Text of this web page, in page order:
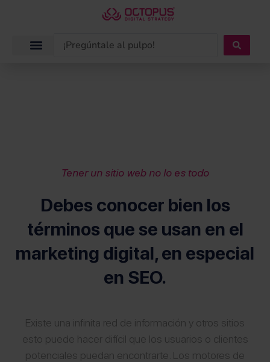
Search
Tener un sitio web no lo es todo
Debes conocer bien los
términos que se usan en el
marketing digital, en especial
en SEO.
Existe una infinita red de información y otros sitios
esto puede hacer difícil que los usuarios o clientes
potenciales puedan encontrarte. Los motores de